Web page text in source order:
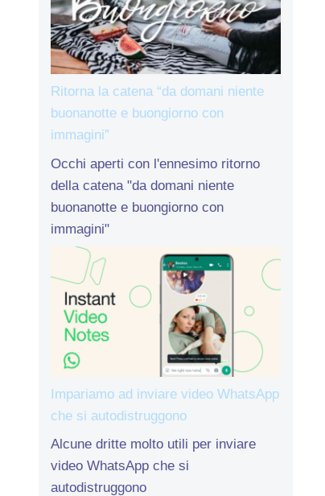
Ritorna la catena “da domani niente
buonanotte e buongiorno con
immagini”
Occhi aperti con l'ennesimo ritorno
della catena "da domani niente
buonanotte e buongiorno con
immagini"
Impariamo ad inviare video WhatsApp
che si autodistruggono
Alcune dritte molto utili per inviare
video WhatsApp che si
autodistruggono